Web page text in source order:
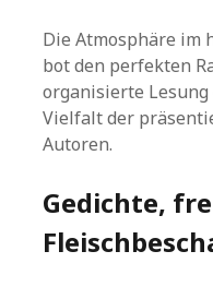
Die Atmosphäre im
bot den perfekten
organisierte Lesung
Vielfalt der
Autoren.
Gedichte,